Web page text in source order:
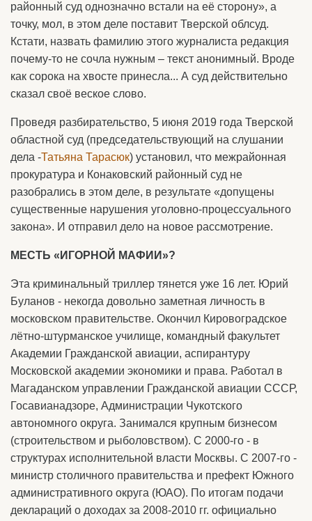
районный суд однозначно встали на её сторону», а
точку, мол, в этом деле поставит Тверской облсуд.
Кстати, назвать фамилию этого журналиста редакция
почему-то не сочла нужным – текст анонимный. Вроде
как сорока на хвосте принесла... А суд действительно
сказал своё веское слово.
Проведя разбирательство, 5 июня 2019 года Тверской
областной суд (председательствующий на слушании
дела -Татьяна Тарасюк) установил, что межрайонная
прокуратура и Конаковский районный суд не
разобрались в этом деле, в результате «допущены
существенные нарушения уголовно-процессуального
закона». И отправил дело на новое рассмотрение.
МЕСТЬ «ИГОРНОЙ МАФИИ»?
Эта криминальный триллер тянется уже 16 лет. Юрий
Буланов - некогда довольно заметная личность в
московском правительстве. Окончил Кировоградское
лётно-штурманское училище, командный факультет
Академии Гражданской авиации, аспирантуру
Московской академии экономики и права. Работал в
Магаданском управлении Гражданской авиации СССР,
Госавианадзоре, Администрации Чукотского
автономного округа. Занимался крупным бизнесом
(строительством и рыболовством). С 2000-го - в
структурах исполнительной власти Москвы. С 2007-го -
министр столичного правительства и префект Южного
административного округа (ЮАО). По итогам подачи
деклараций о доходах за 2008-2010 гг. официально